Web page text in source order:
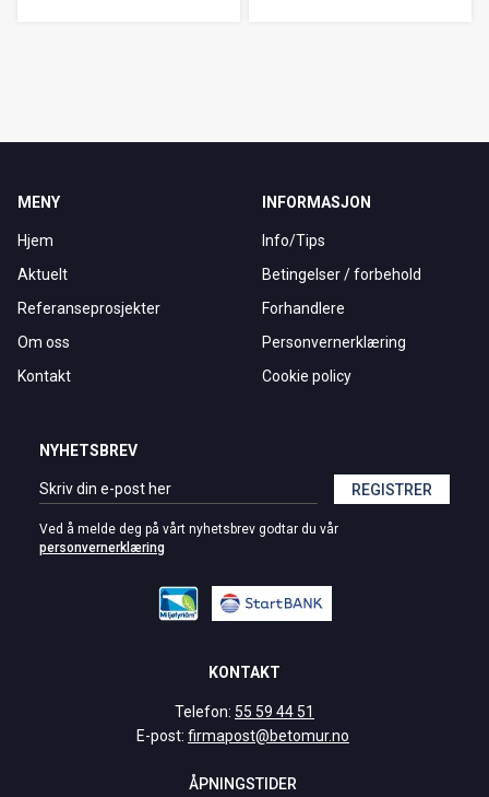
MENY
Hjem
Aktuelt
Referanseprosjekter
Om oss
Kontakt
INFORMASJON
Info/Tips
Betingelser / forbehold
Forhandlere
Personvernerklæring
Cookie policy
NYHETSBREV
REGISTRER
Ved å melde deg på vårt nyhetsbrev godtar du vår
personvernerklæring
KONTAKT
Telefon: 55 59 44 51
E-post: firmapost@betomur.no
ÅPNINGSTIDER